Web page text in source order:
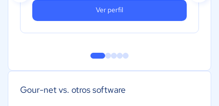
Ver perfil
Gour-net vs. otros software